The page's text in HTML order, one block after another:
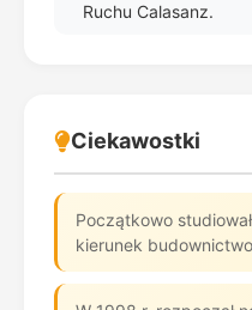
Ruchu Calasanz.
Ciekawostki
Początkowo
kierunek